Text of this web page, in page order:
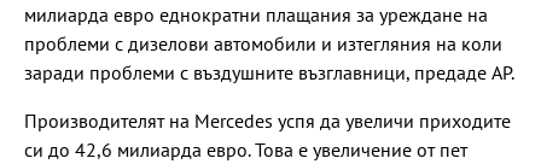
милиарда евро еднократни плащания за уреждане на
проблеми с дизелови автомобили и изтегляния на коли
заради проблеми с въздушните възглавници, предаде AP.
Производителят на Mercedes успя да увеличи приходите
си до 42,6 милиарда евро. Това е увеличение от пет